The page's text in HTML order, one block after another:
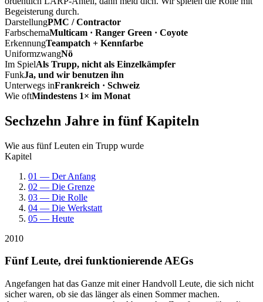
Begeisterung durch.
DarstellungPMC / Contractor
FarbschemaMulticam · Ranger Green · Coyote
ErkennungTeampatch + Kennfarbe
UniformzwangNö
Im SpielAls Trupp, nicht als Einzelkämpfer
FunkJa, und wir benutzen ihn
Unterwegs inFrankreich · Schweiz
Wie oftMindestens 1× im Monat
Sechzehn Jahre in fünf Kapiteln
Wie aus fünf Leuten ein Trupp wurde
Kapitel
01 — Der Anfang
02 — Die Grenze
03 — Die Rolle
04 — Die Werkstatt
05 — Heute
2010
Fünf Leute, drei funktionierende AEGs
Angefangen hat das Ganze mit einer Handvoll Leute, die sich nicht
sicher waren, ob sie das länger als einen Sommer machen.